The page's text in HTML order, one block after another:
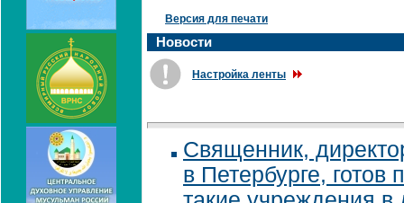
Версия для печати
Новости
Настройка ленты
Священник,
в Петербурге, готов